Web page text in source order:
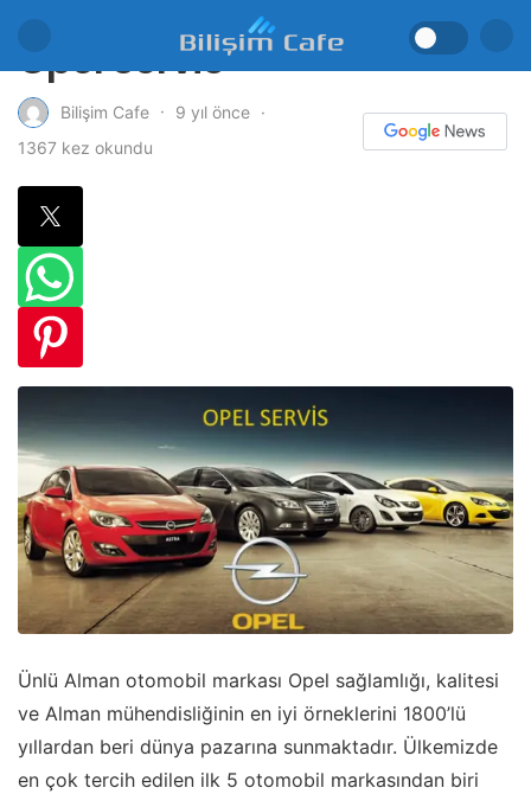
Opel Servis
Bilişim Cafe
9 yıl önce
1367 kez okundu
Ünlü Alman otomobil markası Opel sağlamlığı, kalitesi
ve Alman mühendisliğinin en iyi örneklerini 1800’lü
yıllardan beri dünya pazarına sunmaktadır. Ülkemizde
en çok tercih edilen ilk 5 otomobil markasından biri